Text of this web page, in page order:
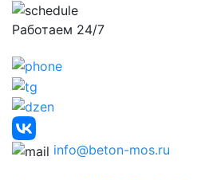
Работаем 24/7
info@beton-mos.ru